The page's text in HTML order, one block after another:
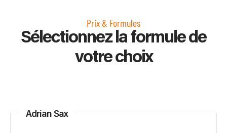
Prix & Formules
Sélectionnez la formule de
votre choix
Adrian Sax